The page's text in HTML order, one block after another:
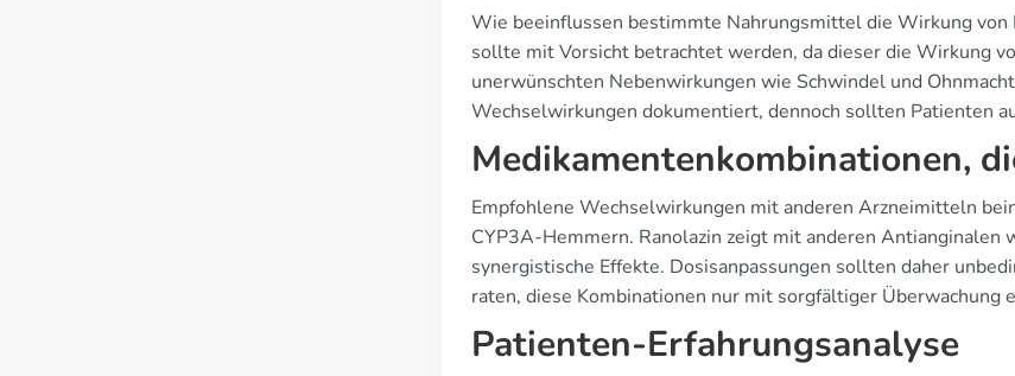
Wie beeinflussen bestimmte Nahrungsmittel die Wirkung von
sollte mit Vorsicht betrachtet werden, da dieser die Wirkung
unerwünschten Nebenwirkungen wie Schwindel und
Wechselwirkungen dokumentiert, dennoch sollten Patienten
Medikamentenkombinationen,
Empfohlene Wechselwirkungen mit anderen Arzneimitteln
CYP3A-Hemmern. Ranolazin zeigt mit anderen Antianginalen
synergistische Effekte. Dosisanpassungen sollten daher
raten, diese Kombinationen nur mit sorgfältiger Überwachung
Patienten-Erfahrungsanalyse